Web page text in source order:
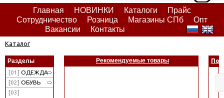
Главная НОВИНКИ Каталоги
Прайс
Сотрудничество
Розница Магазины СПб
Опт
Вакансии
Контакты
Каталог
Разделы
[01] ОДЕЖДА
[02] ОБУВЬ
[03]
Рекомендуемые товары